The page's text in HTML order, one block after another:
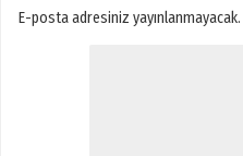
E-posta adresiniz yayınlanmayacak.